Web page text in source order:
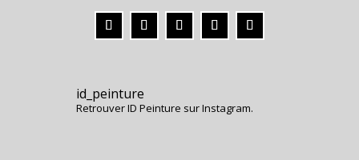
id_peinture
Retrouver ID Peinture sur Instagram.